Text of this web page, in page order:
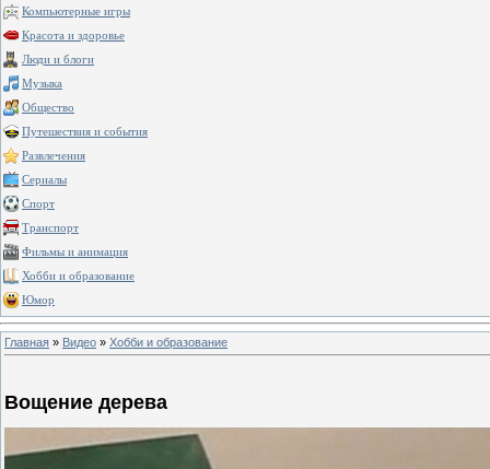
Компьютерные игры
Красота и здоровье
Люди и блоги
Музыка
Общество
Путешествия и события
Развлечения
Сериалы
Спорт
Транспорт
Фильмы и анимация
Хобби и образование
Юмор
Главная » Видео » Хобби и образование
Вощение дерева